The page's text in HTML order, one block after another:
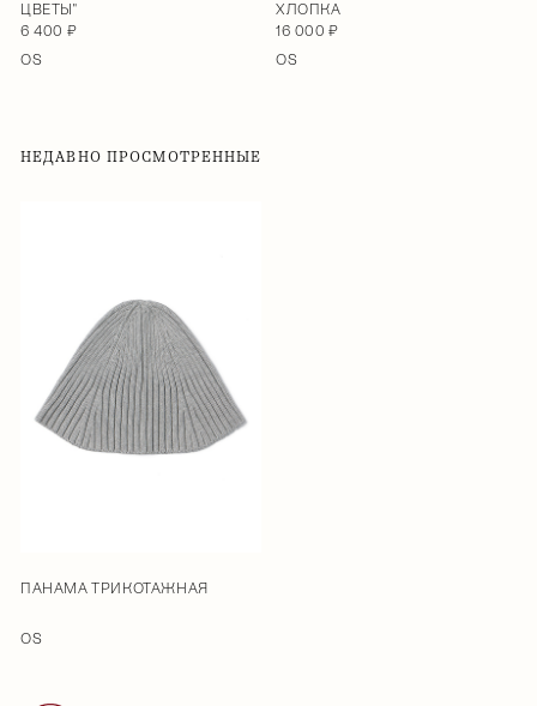
ЦВЕТЫ"
6 400 ₽
OS
ХЛОПКА
16 000 ₽
OS
НЕДАВНО ПРОСМОТРЕННЫЕ
ПАНАМА ТРИКОТАЖНАЯ
OS